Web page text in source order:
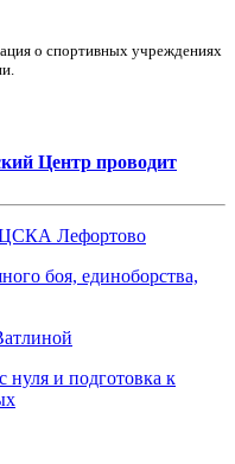
о спортивных учреждениях
Центр проводит
ЦСКА Лефортово
боя, единоборства,
и подготовка к